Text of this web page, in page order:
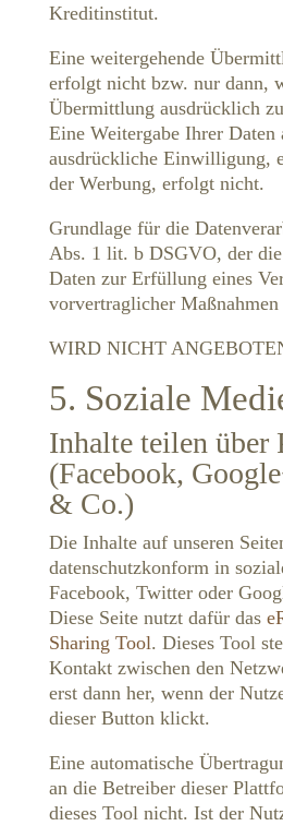
Kreditinstitut.
Eine weitergehende
erfolgt nicht bzw. nur dann,
Übermittlung ausdrücklich
Eine Weitergabe Ihrer Daten
ausdrückliche Einwilligung,
der Werbung, erfolgt nicht.
Grundlage für die
Abs. 1 lit. b DSGVO, der
Daten zur Erfüllung eines
vorvertraglicher Maßnahmen
WIRD NICHT
5. Soziale
Inhalte teilen über
(Facebook,
& Co.)
Die Inhalte auf unseren
datenschutzkonform in
Facebook, Twitter oder
Diese Seite nutzt dafür das
Sharing Tool. Dieses Tool
Kontakt zwischen den
erst dann her, wenn der
dieser Button klickt.
Eine automatische
an die Betreiber dieser
dieses Tool nicht. Ist der